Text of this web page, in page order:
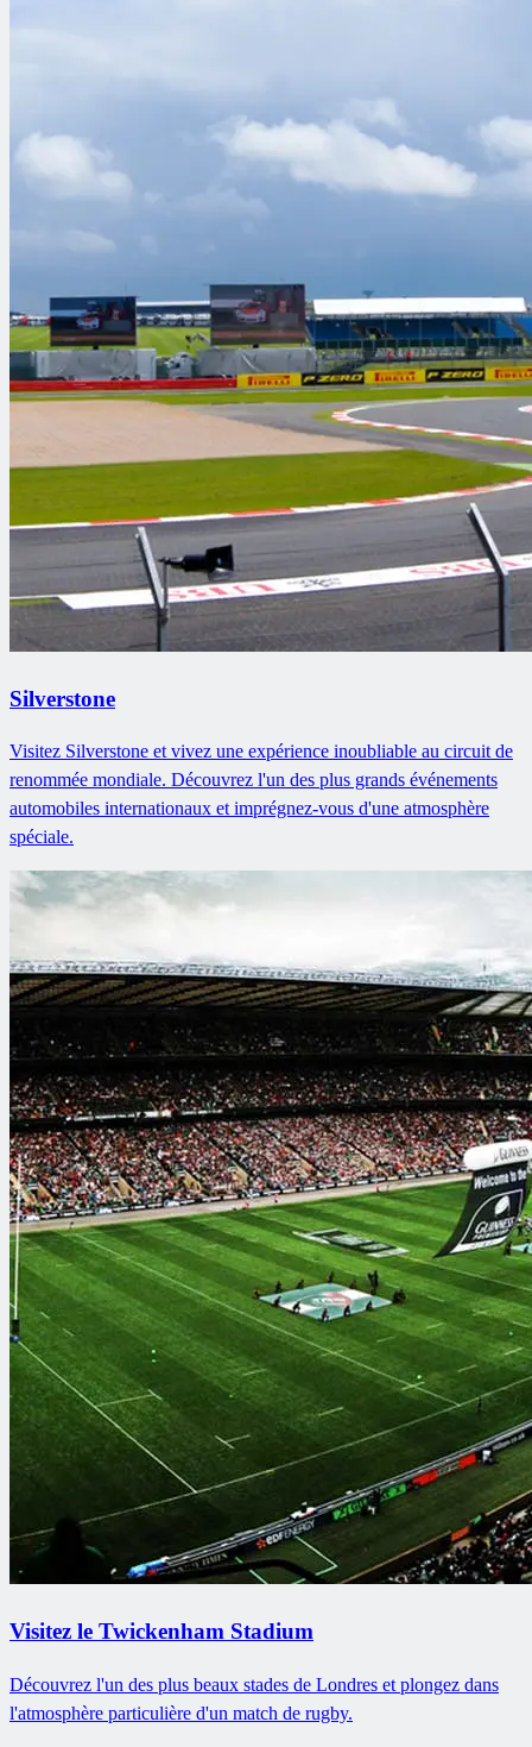
Silverstone
Visitez Silverstone et vivez une expérience inoubliable au circuit de
renommée mondiale. Découvrez l'un des plus grands événements
automobiles internationaux et imprégnez-vous d'une atmosphère
spéciale.
Visitez le Twickenham Stadium
Découvrez l'un des plus beaux stades de Londres et plongez dans
l'atmosphère particulière d'un match de rugby.